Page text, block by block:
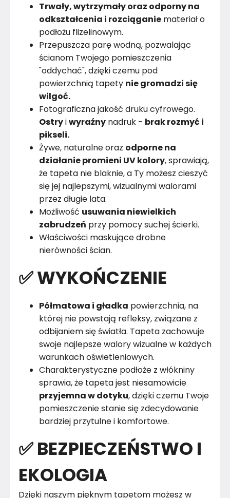
Trwały, wytrzymały oraz odporny na
odkształcenia i rozciąganie materiał o
podłożu flizelinowym.
Przepuszcza parę wodną, pozwalając
ścianom Twojego pomieszczenia
"oddychać", dzięki czemu pod
powierzchnią tapety nie gromadzi się
wilgoć.
Fotograficzna jakość druku cyfrowego.
Ostryiwyraźny nadruk - brak rozmyć i
pikseli.
Żywe, naturalne oraz odporne na
działanie promieni UV kolory, sprawiają,
że tapeta nie blaknie, a Ty możesz cieszyć
się jej najlepszymi, wizualnymi walorami
przez długie lata.
Możliwość usuwania niewielkich
zabrudzeń przy pomocy suchej ścierki.
Właściwości maskujące drobne
nierówności ścian.
✅ WYKOŃCZENIE
Półmatowa i gładka powierzchnia, na
której nie powstają refleksy, związane z
odbijaniem się światła. Tapeta zachowuje
swoje najlepsze walory wizualne w każdych
warunkach oświetleniowych.
Charakterystyczne podłoże z włókniny
sprawia, że tapeta jest niesamowicie
przyjemna w dotyku, dzięki czemu Twoje
pomieszczenie stanie się zdecydowanie
bardziej przytulne i komfortowe.
✅ BEZPIECZEŃSTWO I
EKOLOGIA
Dzięki naszym pięknym tapetom możesz w